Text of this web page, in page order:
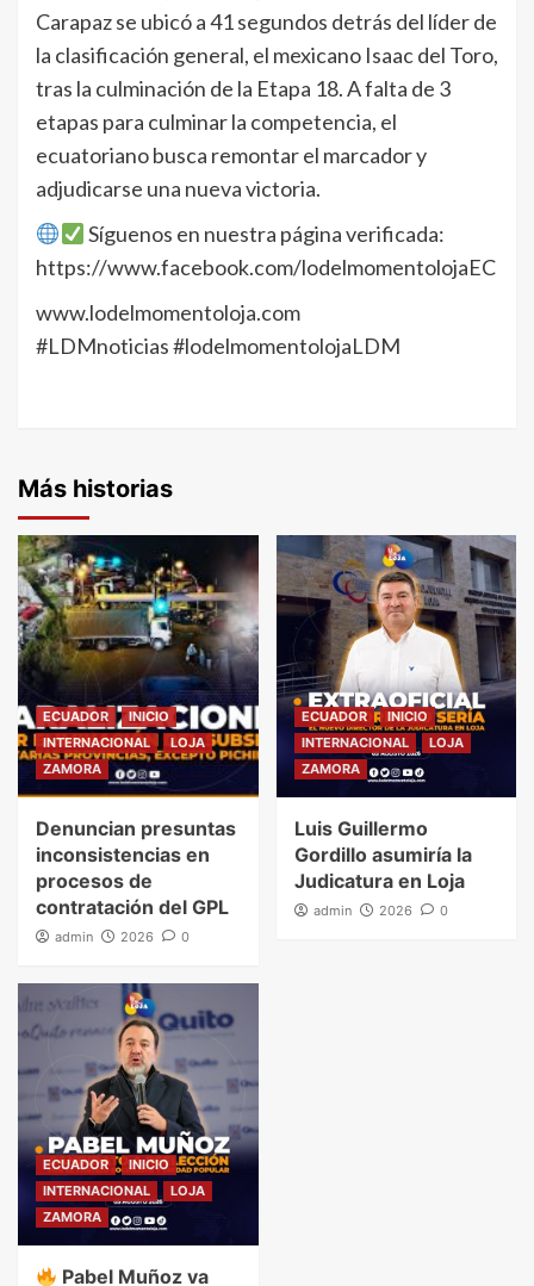
Carapaz se ubicó a 41 segundos detrás del líder de
la clasificación general, el mexicano Isaac del Toro,
tras la culminación de la Etapa 18. A falta de 3
etapas para culminar la competencia, el
ecuatoriano busca remontar el marcador y
adjudicarse una nueva victoria.
Síguenos en nuestra página verificada:
https://www.facebook.com/lodelmomentolojaEC
www.lodelmomentoloja.com
#LDMnoticias #lodelmomentolojaLDM
Más historias
ECUADOR
INICIO
INTERNACIONAL
LOJA
ZAMORA
Denuncian presuntas
inconsistencias en
procesos de
contratación del GPL
admin 2026 0
ECUADOR
INICIO
INTERNACIONAL
LOJA
ZAMORA
Luis Guillermo
Gordillo asumiría la
Judicatura en Loja
admin 2026 0
ECUADOR
INICIO
INTERNACIONAL
LOJA
ZAMORA
Pabel Muñoz va